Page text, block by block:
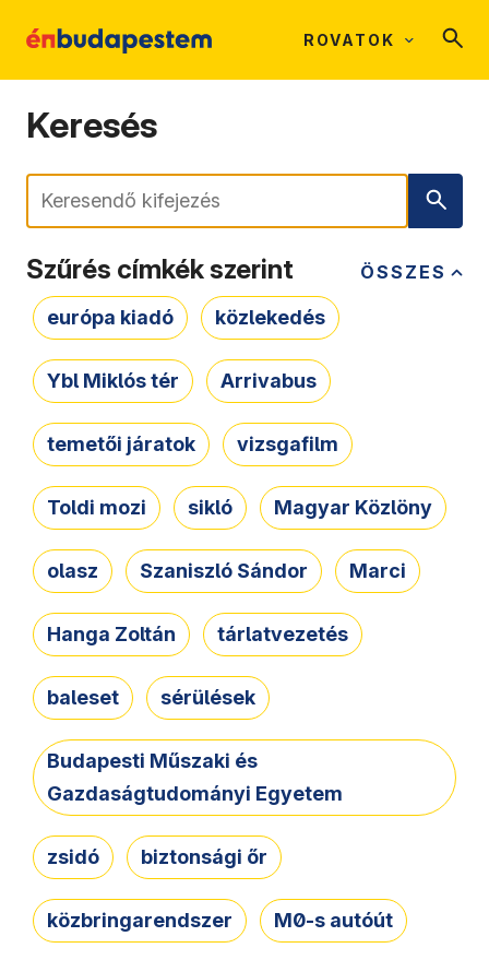
ROVATOK
Keresés
Keresés
ÖSSZES
Szűrés címkék szerint
európa kiadó közlekedés
Ybl Miklós tér Arrivabus
temetői járatok vizsgafilm
Toldi mozi sikló Magyar Közlöny
olasz Szaniszló Sándor Marci
Hanga Zoltán tárlatvezetés
baleset sérülések
Budapesti Műszaki és
Gazdaságtudományi Egyetem
zsidó biztonsági őr
közbringarendszer M0-s autóút